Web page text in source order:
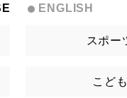
ENGLISH
スポー
こど